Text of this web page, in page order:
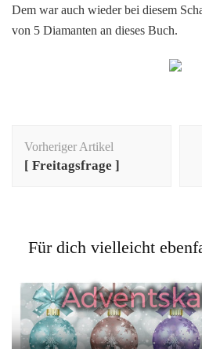
Dem war auch wieder bei diesem
von 5 Diamanten an dieses Buch.
Vorheriger Artikel
[ Freitagsfrage ]
Für dich vielleicht